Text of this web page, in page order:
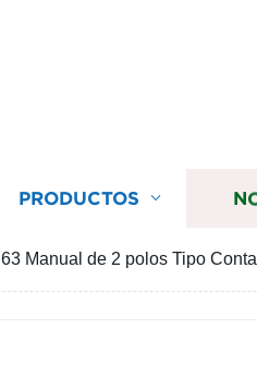
PRODUCTOS
63 Manual de 2 polos Tipo